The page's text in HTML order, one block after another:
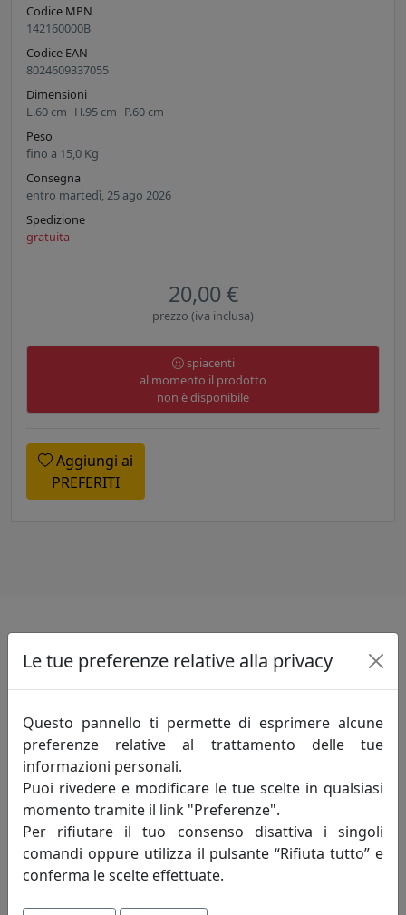
Codice MPN
142160000B
Codice EAN
8024609337055
Dimensioni
L.60 cm H.95 cm P.60 cm
Peso
fino a 15,0 Kg
Consegna
entro martedì, 25 ago 2026
Spedizione
gratuita
20,00 €
prezzo (iva inclusa)
spiacenti
al momento il prodotto
non è disponibile
Aggiungi ai
PREFERITI
Informazioni sul brand
Innovazione-creatività-competitività: sono
i principi fondamentali che incarnano lo
spirito della mauro ferretti che da oltre
trent'anni, attraverso le evoluzioni del
mercato, opera alla ricerca di un costante
miglioramento degli articoli proposti e del servizio
offerto al fine di soddisfare pienamente le esigenze di
ogni cliente.
livello di conoscenza attuale, perfeziona un processo
Le tue preferenze relative alla privacy
Questo pannello ti permette di esprimere alcune
preferenze relative al trattamento delle tue
informazioni personali.
Puoi rivedere e modificare le tue scelte in qualsiasi
momento tramite il link "Preferenze".
Per rifiutare il tuo consenso disattiva i singoli
comandi oppure utilizza il pulsante “Rifiuta tutto” e
conferma le scelte effettuate.